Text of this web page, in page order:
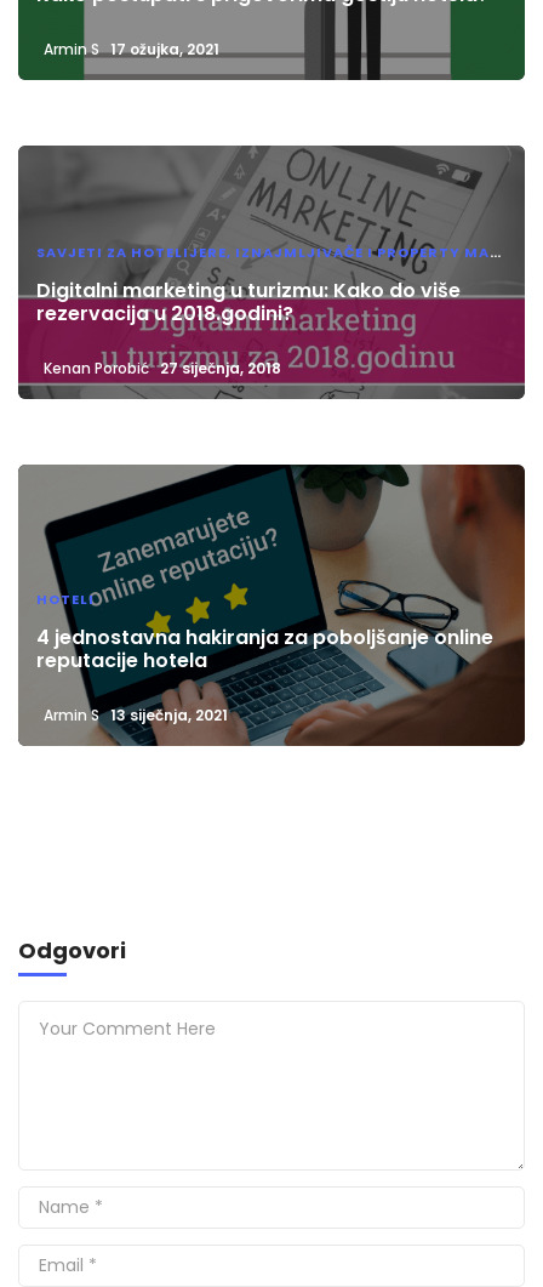
Armin S 17 ožujka, 2021
SAVJETI ZA HOTELIJERE, IZNAJMLJIVAČE I PROPERTY MANAGERE
Digitalni marketing u turizmu: Kako do više
rezervacija u 2018.godini?
Kenan Porobić 27 siječnja, 2018
HOTELI
4 jednostavna hakiranja za poboljšanje online
reputacije hotela
Armin S 13 siječnja, 2021
Odgovori